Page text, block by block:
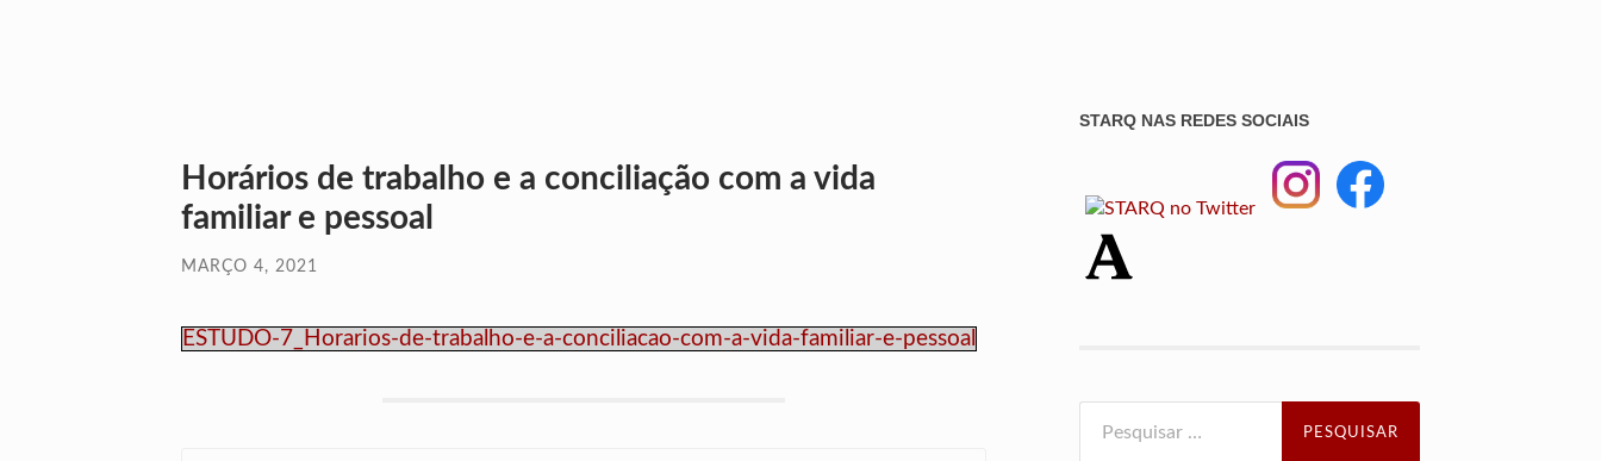
Horários de trabalho e a conciliação com a vida
familiar e pessoal
MARÇO 4, 2021
ESTUDO-7_Horarios-de-trabalho-e-a-conciliacao-com-a-vida-familiar-e-pessoal
STARQ NAS REDES SOCIAIS
por: